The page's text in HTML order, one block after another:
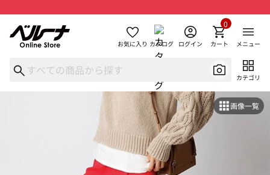
お気に入り カタログ ログイン カート
0
メニュー
カテゴリ
画像一覧